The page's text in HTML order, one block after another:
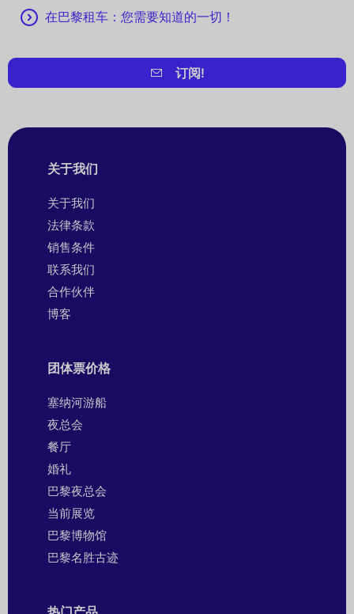
在巴黎租车：您需要知道的一切！
订阅!
关于我们
关于我们
法律条款
销售条件
联系我们
合作伙伴
博客
团体票价格
塞纳河游船
夜总会
餐厅
婚礼
巴黎夜总会
当前展览
巴黎博物馆
巴黎名胜古迹